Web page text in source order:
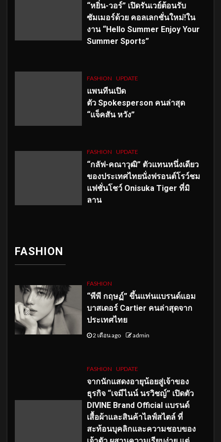
“หยิ่น-วอร์” เปิดรันเวย์ต้อนรับ
ซัมเมอร์ด้วย คอลเลกชั่นใหม่!ใน
งาน “Hello Summer Enjoy Your
Summer Sports”
FASHION UPDATE
แพนทีนเปิด
ตัว Spokesperson คนล่าสุด
“แจ็คสัน หวัง”
FASHION UPDATE
“กลัฟ-คณาวุฒิ” ตัวแทนหนึ่งเดียว
ของประเทศไทยนั่งฟรอนต์โรว์ชม
แฟชั่นโชว์ Onisuka Tiger ที่มิ
ลาน
FASHION
FASHION
“พีพี กฤษฏ์” ขึ้นแท่นแบรนด์แอม
บาสเดอร์ Cartier คนล่าสุดจาก
ประเทศไทย
2 เดือน ago admin
FASHION UPDATE
จากนักแสดงอายุน้อยสู่เจ้าของ
ธุรกิจ “เจมีไนน์ นรวิชญ์” เปิดตัว
DIVINE Brand Official แบรนด์
เสื้อผ้าและสินค้าไลฟ์สไตล์ ที่
สะท้อนบุคลิกและความชอบของ